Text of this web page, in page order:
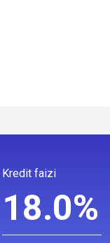
Kredit faizi
18.0%